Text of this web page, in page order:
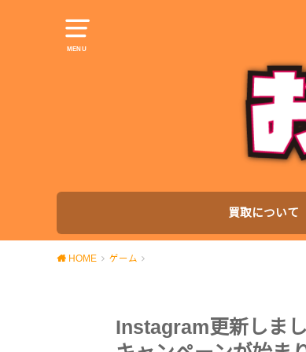
MENU
買取について
HOME ゲーム
Instagram更新しま